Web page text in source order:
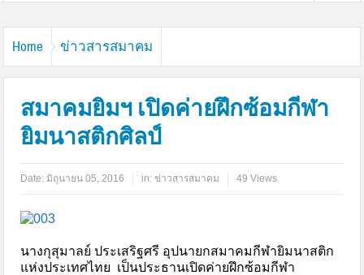
Home ข่าวสารสมาคม
สมาคมยิมฯ เปิดค่ายฝึกซ้อมกีฬา
ยิมนาสติกศิลป์
Date: มิถุนายน 05, 2016 in:ข่าวสารสมาคม 49 Views
นางกุสุมาลย์ ประเสริฐศรี อุปนายกสมาคมกีฬายิมนาสติก
แห่งประเทศไทย เป็นประธานเปิดค่ายฝึกซ้อมกีฬา